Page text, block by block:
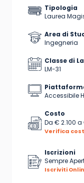
Tipologia
Laurea
Area di
Ingegneria
Classe di
LM-31
Accessibile
Costo
Da € 2.100 a
Verifica
Iscrizioni
Sempre
Iscriviti